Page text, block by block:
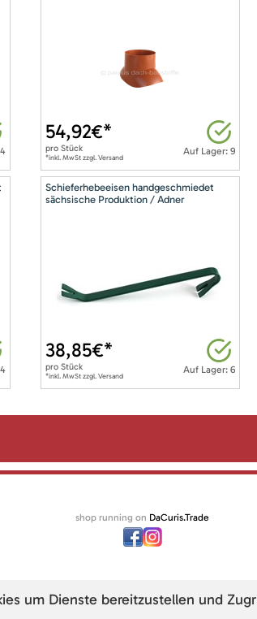
Auf Lager: 9
54,92€*
pro Stück
*inkl. MwSt zzgl. Versand
Schieferhebeeisen handgeschmiedet
sächsische Produktion / Adner
Auf Lager: 6
38,85€*
pro Stück
*inkl. MwSt zzgl. Versand
shop running on DaCuris.Trade
um Dienste bereitzustellen und